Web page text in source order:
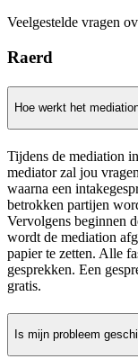
Veelgestelde vragen
Raerd
Hoe werkt het
Tijdens de mediation
mediator zal jou
waarna een
betrokken partijen
Vervolgens beginnen
wordt de mediation
papier te zetten. Alle
gesprekken. Een
gratis.
Is mijn probleem